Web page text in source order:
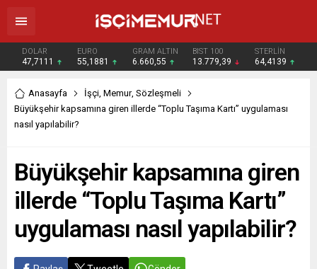
DOLAR
47,7111
EURO
55,1881
GRAM ALTIN
6.660,55
BIST 100
13.779,39
STERLİN
64,4139
Anasayfa İşçi, Memur, Sözleşmeli
Büyükşehir kapsamına giren illerde “Toplu Taşıma Kartı” uygulaması
nasıl yapılabilir?
Büyükşehir kapsamına giren
illerde “Toplu Taşıma Kartı”
uygulaması nasıl yapılabilir?